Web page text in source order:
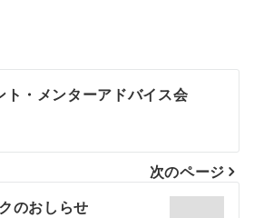
ト・メンターアドバイス会
次のページ
のおしらせ